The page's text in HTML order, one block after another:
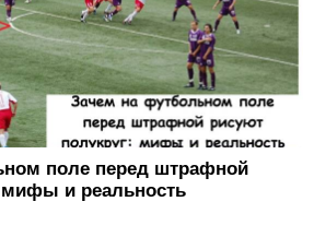
поле перед штрафной
мифы и реальность